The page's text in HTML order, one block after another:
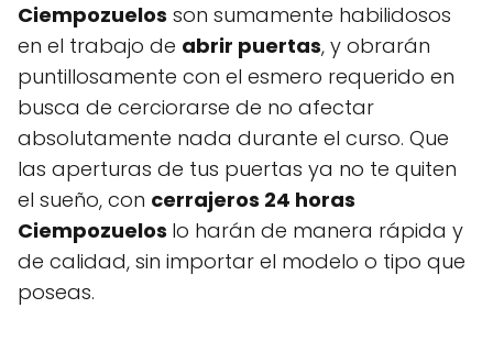
Ciempozuelos son sumamente habilidosos
en el trabajo de abrir puertas, y obrarán
puntillosamente con el esmero requerido en
busca de cerciorarse de no afectar
absolutamente nada durante el curso. Que
las aperturas de tus puertas ya no te quiten
el sueño, con cerrajeros 24 horas
Ciempozuelos lo harán de manera rápida y
de calidad, sin importar el modelo o tipo que
poseas.